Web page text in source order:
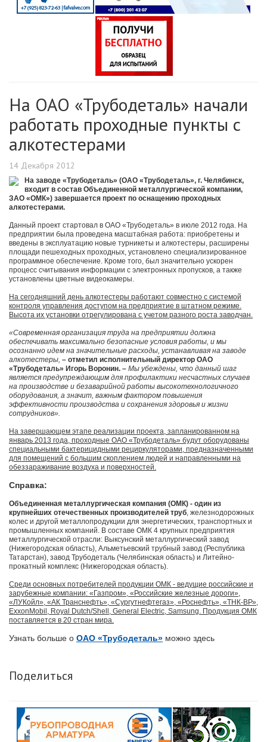
На ОАО «Трубодеталь» начали
работать проходные пункты с
алкотестерами
14 Декабря 2012
На заводе «Трубодеталь» (ОАО «Трубодеталь», г. Челябинск,
входит в состав Объединенной металлургической компании,
ЗАО «ОМК») завершается проект по оснащению проходных
алкотестерами.
Данный проект стартовал в ОАО «Трубодеталь» в июле 2012 года. На
предприятии была проведена масштабная работа: приобретены и
введены в эксплуатацию новые турникеты и алкотестеры, расширены
площади пешеходных проходных, установлено специализированное
программное обеспечение. Кроме того, был значительно ускорен
процесс считывания информации с электронных пропусков, а также
установлены цветные видеокамеры.
На сегодняшний день алкотестеры работают совместно с системой
контроля управления доступом на предприятие в штатном режиме.
Высота их установки отрегулирована с учетом разного роста заводчан.
«Современная организация труда на предприятии должна
обеспечивать максимально безопасные условия работы, и мы
осознанно идем на значительные расходы, устанавливая на заводе
алкотестеры, – отметил исполнительный директор ОАО
«Трубодеталь» Игорь Воронин. – Мы убеждены, что данный шаг
является предупреждающим для профилактики несчастных случаев
на производстве и безаварийной работы высокотехнологичного
оборудования, а значит, важным фактором повышения
эффективности производства и сохранения здоровья и жизни
сотрудников».
На завершающем этапе реализации проекта, запланированном на
январь 2013 года, проходные ОАО «Трубодеталь» будут оборудованы
специальными бактерицидными рециркуляторами, предназначенными
для помещений с большим скоплением людей и направленными на
обеззараживание воздуха и поверхностей.
Справка:
Объединенная металлургическая компания (ОМК) - один из
крупнейших отечественных производителей труб, железнодорожных
колес и другой металлопродукции для энергетических, транспортных и
промышленных компаний. В составе ОМК 4 крупных предприятия
металлургической отрасли: Выксунский металлургический завод
(Нижегородская область), Альметьевский трубный завод (Республика
Татарстан), завод Трубодеталь (Челябинская область) и Литейно-
прокатный комплекс (Нижегородская область).
Среди основных потребителей продукции ОМК - ведущие российские и
зарубежные компании: «Газпром», «Российские железные дороги»,
«ЛУКойл», «АК Транснефть», «Сургутнефтегаз», «Роснефть», «ТНК-ВР»,
ExxonMobil, Royal Dutch/Shell, General Electric, Samsung. Продукция ОМК
поставляется в 20 стран мира.
Узнать больше о ОАО «Трубодеталь» можно здесь
Поделиться